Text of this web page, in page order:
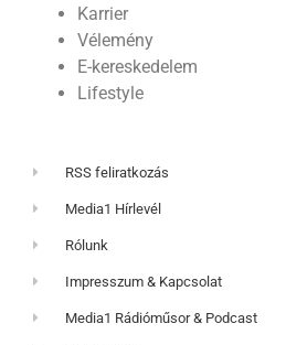
Karrier
Vélemény
E-kereskedelem
Lifestyle
RSS feliratkozás
Media1 Hírlevél
Rólunk
Impresszum & Kapcsolat
Media1 Rádióműsor & Podcast